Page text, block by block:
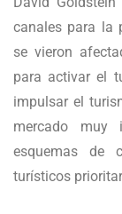
canales para la
se vieron
para activar el
impulsar el
mercado muy
esquemas de
turísticos